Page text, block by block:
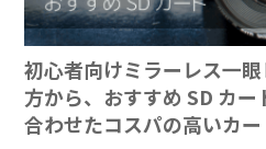
初心者向けミラーレス一
方から、おすすめ SD カ
合わせたコスパの高いカ